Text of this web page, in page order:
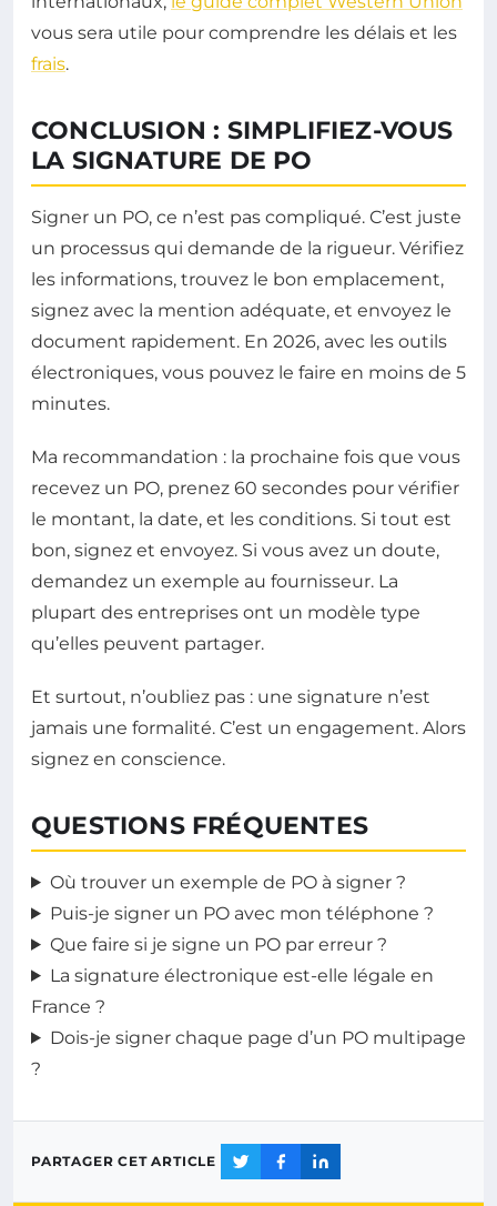
vous sera utile pour comprendre les délais et les
frais.
CONCLUSION : SIMPLIFIEZ-VOUS
LA SIGNATURE DE PO
Signer un PO, ce n’est pas compliqué. C’est juste
un processus qui demande de la rigueur. Vérifiez
les informations, trouvez le bon emplacement,
signez avec la mention adéquate, et envoyez le
document rapidement. En 2026, avec les outils
électroniques, vous pouvez le faire en moins de 5
minutes.
Ma recommandation : la prochaine fois que vous
recevez un PO, prenez 60 secondes pour vérifier
le montant, la date, et les conditions. Si tout est
bon, signez et envoyez. Si vous avez un doute,
demandez un exemple au fournisseur. La
plupart des entreprises ont un modèle type
qu’elles peuvent partager.
Et surtout, n’oubliez pas : une signature n’est
jamais une formalité. C’est un engagement. Alors
signez en conscience.
QUESTIONS FRÉQUENTES
Où trouver un exemple de PO à signer ?
Puis-je signer un PO avec mon téléphone ?
Que faire si je signe un PO par erreur ?
La signature électronique est-elle légale en
France ?
Dois-je signer chaque page d’un PO multipage
?
PARTAGER CET ARTICLE